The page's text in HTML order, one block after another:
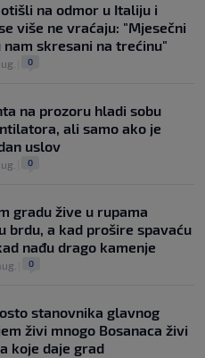
na odmor u Italiju i
više ne vraćaju: "Mjesečni
skresani na trećinu"
0
na prozoru hladi sobu
ali samo ako je
uslov
0
gradu žive u rupama
brdu, a kad prošire spavaću
nađu drago kamenje
0
stanovnika glavnog
živi mnogo Bosanaca živi
koje daje grad